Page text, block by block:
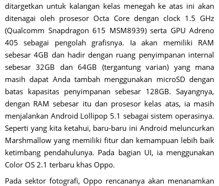
ditargetkan untuk kalangan kelas menegah ke atas ini akan
ditenagai oleh prosesor Octa Core dengan clock 1.5 GHz
(Qualcomm Snapdragon 615 MSM8939) serta GPU Adreno
405 sebagai pengolah grafisnya. Ia akan memiliki RAM
sebesar 4GB dan hadir dengan ruang penyimpanan internal
sebesar 32GB dan 64GB (tergantung varian) yang mana
masih dapat Anda tambah menggunakan microSD dengan
batas kapasitas penyimpanan sebesar 128GB. Sayangnya,
dengan RAM sebesar itu dan prosesor kelas atas, ia masih
menjalankan Android Lollipop 5.1 sebagai sistem operasinya.
Seperti yang kita ketahui, baru-baru ini Android meluncurkan
Marshmallow yang memiliki fitur dan kemampuan lebih baik
ketimbang pendahulunya. Pada bagian UI, ia menggunakan
Color OS 2.1 terbaru khas Oppo.
Pada sektor fotografi, Oppo rencananya akan menanamkan